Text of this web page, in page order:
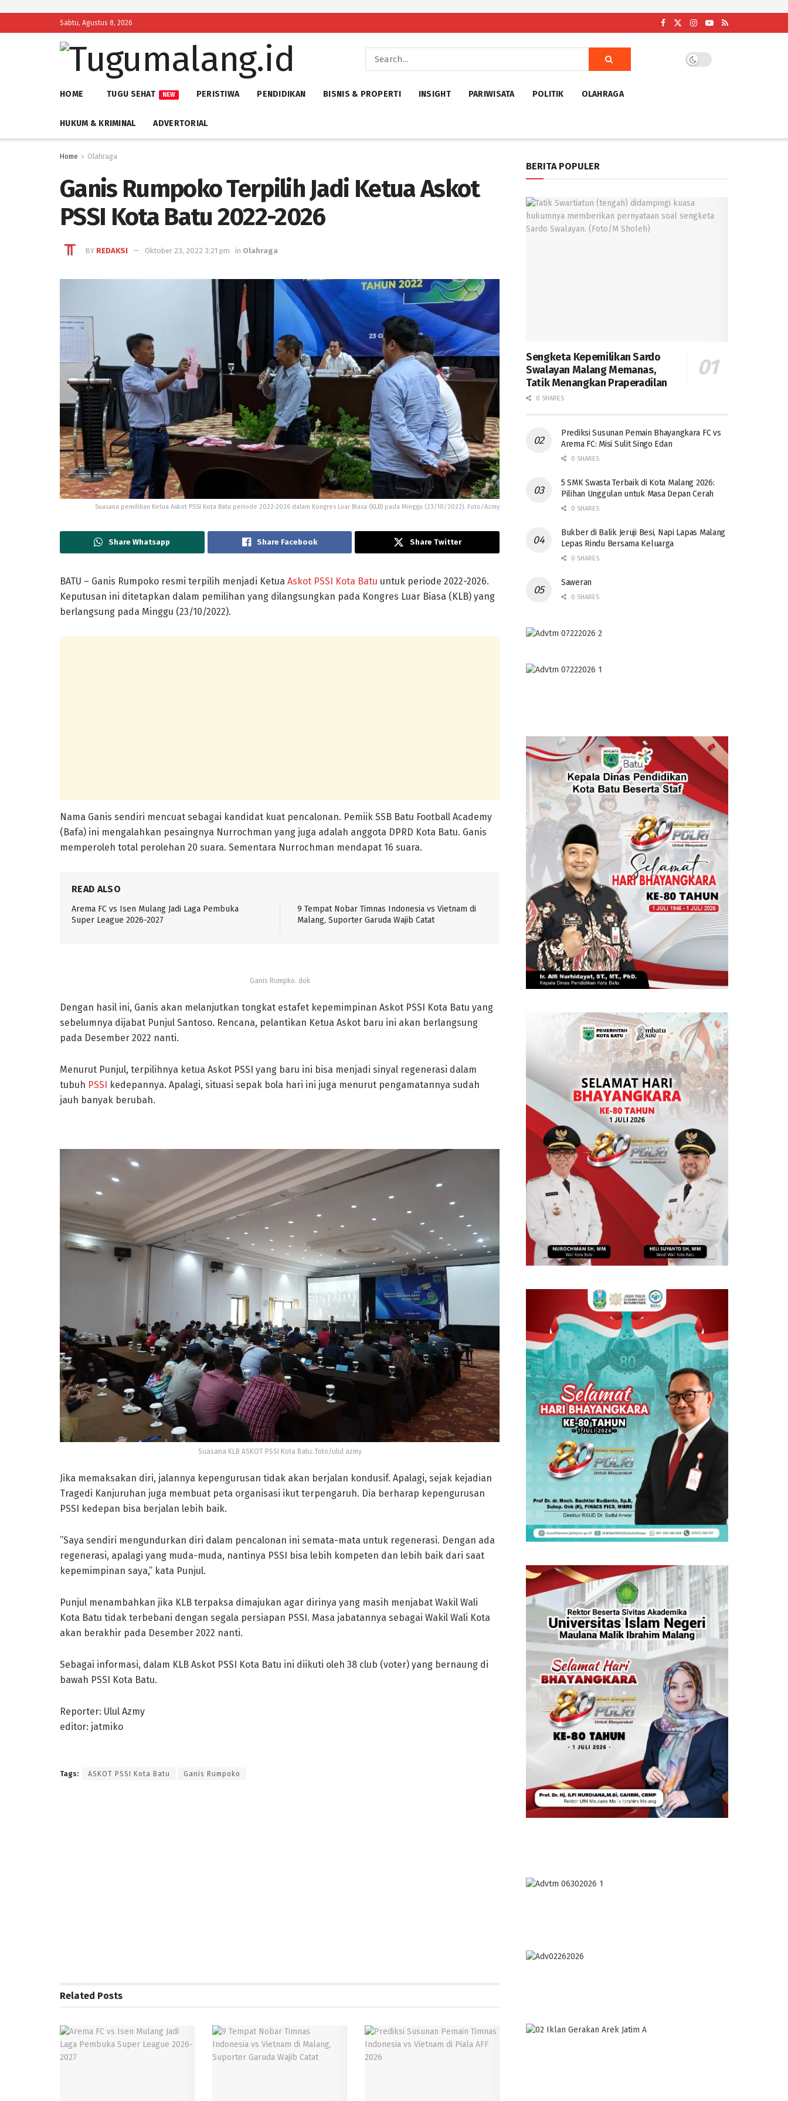
Sabtu, Agustus 8, 2026
HOME TUGU SEHAT NEW PERISTIWA PENDIDIKAN BISNIS & PROPERTI INSIGHT PARIWISATA POLITIK OLAHRAGA
HUKUM & KRIMINAL ADVERTORIAL
Home Olahraga
Ganis Rumpoko Terpilih Jadi Ketua Askot
PSSI Kota Batu 2022-2026
BY REDAKSI Oktober 23, 2022 3:21 pm in Olahraga
Suasana pemilihan Ketua Askot PSSI Kota Batu periode 2022-2026 dalam Kongres Luar Biasa (KLB) pada Minggu (23/10/2022). Foto/Azmy
Share Whatsapp Share Facebook Share Twitter
BATU – Ganis Rumpoko resmi terpilih menjadi Ketua Askot PSSI Kota Batu untuk periode 2022-2026.
Keputusan ini ditetapkan dalam pemilihan yang dilangsungkan pada Kongres Luar Biasa (KLB) yang
berlangsung pada Minggu (23/10/2022).
Nama Ganis sendiri mencuat sebagai kandidat kuat pencalonan. Pemiik SSB Batu Football Academy
(Bafa) ini mengalahkan pesaingnya Nurrochman yang juga adalah anggota DPRD Kota Batu. Ganis
memperoleh total perolehan 20 suara. Sementara Nurrochman mendapat 16 suara.
READ ALSO
Arema FC vs Isen Mulang Jadi Laga Pembuka
Super League 2026-2027
9 Tempat Nobar Timnas Indonesia vs Vietnam di
Malang, Suporter Garuda Wajib Catat
Ganis Rumpko. dok
Dengan hasil ini, Ganis akan melanjutkan tongkat estafet kepemimpinan Askot PSSI Kota Batu yang
sebelumnya dijabat Punjul Santoso. Rencana, pelantikan Ketua Askot baru ini akan berlangsung
pada Desember 2022 nanti.
Menurut Punjul, terpilihnya ketua Askot PSSI yang baru ini bisa menjadi sinyal regenerasi dalam
tubuh PSSI kedepannya. Apalagi, situasi sepak bola hari ini juga menurut pengamatannya sudah
jauh banyak berubah.
Suasana KLB ASKOT PSSI Kota Batu. foto/ulul azmy
Jika memaksakan diri, jalannya kepengurusan tidak akan berjalan kondusif. Apalagi, sejak kejadian
Tragedi Kanjuruhan juga membuat peta organisasi ikut terpengaruh. Dia berharap kepengurusan
PSSI kedepan bisa berjalan lebih baik.
”Saya sendiri mengundurkan diri dalam pencalonan ini semata-mata untuk regenerasi. Dengan ada
regenerasi, apalagi yang muda-muda, nantinya PSSI bisa lebih kompeten dan lebih baik dari saat
kepemimpinan saya,” kata Punjul.
Punjul menambahkan jika KLB terpaksa dimajukan agar dirinya yang masih menjabat Wakil Wali
Kota Batu tidak terbebani dengan segala persiapan PSSI. Masa jabatannya sebagai Wakil Wali Kota
akan berakhir pada Desember 2022 nanti.
Sebagai informasi, dalam KLB Askot PSSI Kota Batu ini diikuti oleh 38 club (voter) yang bernaung di
bawah PSSI Kota Batu.
Reporter: Ulul Azmy
editor: jatmiko
Tags: ASKOT PSSI Kota Batu Ganis Rumpoko
Related Posts
BERITA POPULER
Sengketa Kepemilikan Sardo
Swalayan Malang Memanas,
Tatik Menangkan Praperadilan
0 SHARES
Prediksi Susunan Pemain Bhayangkara FC vs
Arema FC: Misi Sulit Singo Edan
0 SHARES
5 SMK Swasta Terbaik di Kota Malang 2026:
Pilihan Unggulan untuk Masa Depan Cerah
0 SHARES
Bukber di Balik Jeruji Besi, Napi Lapas Malang
Lepas Rindu Bersama Keluarga
0 SHARES
Saweran
0 SHARES